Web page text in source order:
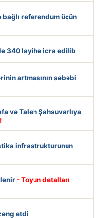
referendum üçün
340 layihə icra edilib
artmasının səbəbi
və Taleh Şahsuvarlıya
infrastrukturunun
- Toyun detalları
etdi